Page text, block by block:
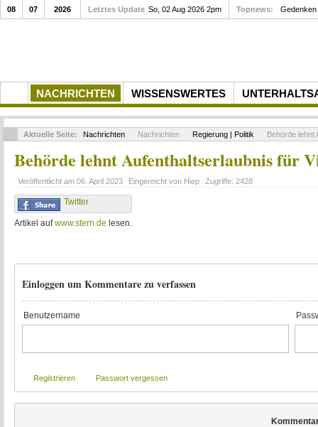
NACHRICHTEN WISSENSWERTES
08 07 2026 Letztes Update So, 02 Aug 2026 2pm Topnews: Gedenken
Aktuelle Seite: Nachrichten Nachrichten Regierung | Politik Behörde lehnt
Behörde lehnt Aufenthaltserlaubnis für
Veröffentlicht am 06. April 2023 Eingereicht von Hiep Zugriffe: 2428
Twitter
Artikel aufwww.stern.de lesen.
Einloggen um Kommentare zu verfassen
Benutzername
Registrieren Passwort vergessen